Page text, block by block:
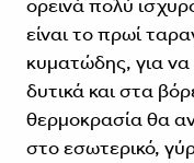
ορεινά πολύ
είναι το πρωί
κυματώδης, για
δυτικά και στα
θερμοκρασία θα
στο εσωτερικό,